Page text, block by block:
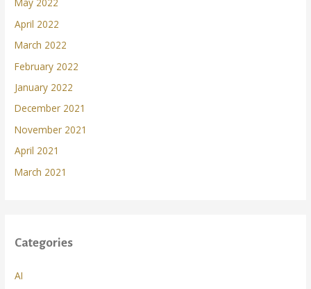
May 2022
April 2022
March 2022
February 2022
January 2022
December 2021
November 2021
April 2021
March 2021
Categories
AI